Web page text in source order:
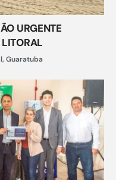
URGENTE
LITORAL
, Guaratuba